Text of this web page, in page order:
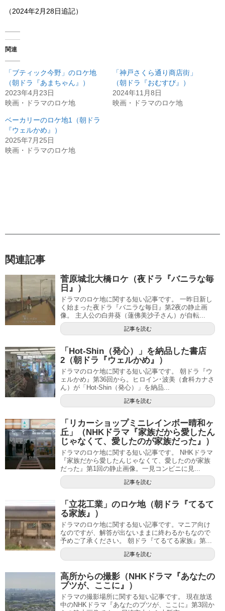
（2024年2月28日追記）
関連
「ブティック今野」のロケ地
（朝ドラ『あまちゃん』）
2023年4月23日
映画・ドラマのロケ地
「神戸さくら通り商店街」
（朝ドラ『おむすび』）
2024年11月8日
映画・ドラマのロケ地
ベーカリーのロケ地1（朝ドラ
『ウェルかめ』）
2025年7月25日
映画・ドラマのロケ地
関連記事
菅原城北大橋ロケ（夜ドラ『バニラな毎
日』）
ドラマのロケ地に関する短い記事です。 一昨日新し
く始まった夜ドラ『バニラな毎日』第2夜の静止画
像。 主人公の白井葵（蓮佛美沙子さん）が自転...
記事を読む
「Hot-Shin（発心）」を納品した書店
2（朝ドラ『ウェルかめ』）
ドラマのロケ地に関する短い記事です。 朝ドラ『ウ
ェルかめ』第36回から。ヒロイン･波美（倉科カナさ
ん）が「Hot-Shin（発心）」を納品...
記事を読む
「リカーショップミニレインボー晴和ヶ
丘」（NHKドラマ『家族だから愛したん
じゃなくて、愛したのが家族だった』）
ドラマのロケ地に関する短い記事です。 NHKドラマ
『家族だから愛したんじゃなくて、愛したのが家族
だった』第1回の静止画像。一見コンビニに見...
記事を読む
「立花工業」のロケ地（朝ドラ『てるて
る家族』）
ドラマのロケ地に関する短い記事です。マニア向け
なのですが、解答が出ないままに終わるかもなので
予めご了承ください。 朝ドラ『てるてる家族』第...
記事を読む
高所からの撮影（NHKドラマ『あなたの
ブツが、ここに』）
ドラマの撮影場所に関する短い記事です。 現在放送
中のNHKドラマ『あなたのブツが、ここに』第3回か